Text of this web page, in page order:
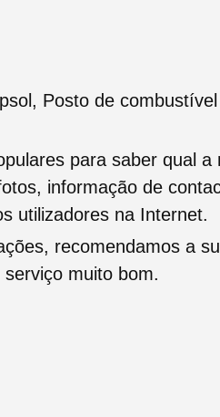
Posto de
para saber qual a
informação de
utilizadores na Internet.
recomendamos a
muito bom.